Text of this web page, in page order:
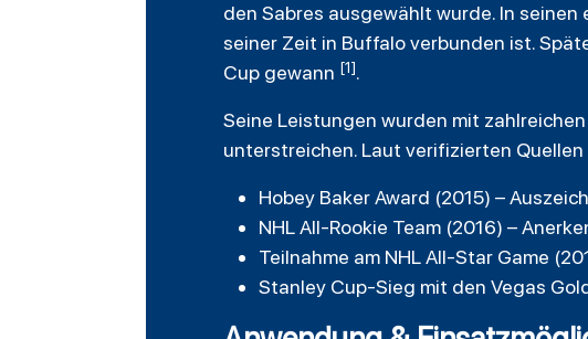
den Sabres ausgewählt wurde. In
seiner Zeit in Buffalo verbunden ist.
Cup gewann [1].
Seine Leistungen wurden mit
unterstreichen. Laut verifizierten
Hobey Baker Award (2015) –
NHL All-Rookie Team (2016) –
Teilnahme am NHL All-Star Game
Stanley Cup-Sieg mit den Vegas